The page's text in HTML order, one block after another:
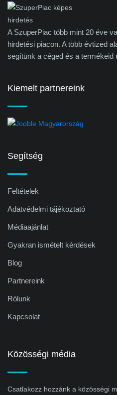
A SzuperPiac több mint 20 éve
hirdetési piacon. A több évtized
segítünk a céged és a termékeid
Kiemelt partnereink
Segítség
Feltételek
Adatvédelmi tájékoztató
Médiaajánlat
Gyakran ismételt kérdések
Blog
Partnereink
Rólunk
Kapcsolat
Közösségi média
Csatlakozz hozzánk a közösségi